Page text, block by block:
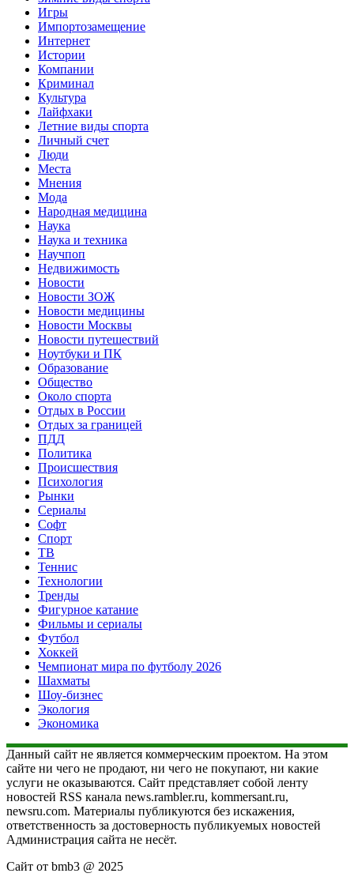
Игры
Импортозамещение
Интернет
Истории
Компании
Криминал
Культура
Лайфхаки
Летние виды спорта
Личный счет
Люди
Места
Мнения
Мода
Народная медицина
Наука
Наука и техника
Научпоп
Недвижимость
Новости
Новости ЗОЖ
Новости медицины
Новости Москвы
Новости путешествий
Ноутбуки и ПК
Образование
Общество
Около спорта
Отдых в России
Отдых за границей
ПДД
Политика
Происшествия
Психология
Рынки
Сериалы
Софт
Спорт
ТВ
Теннис
Технологии
Тренды
Фигурное катание
Фильмы и сериалы
Футбол
Хоккей
Чемпионат мира по футболу 2026
Шахматы
Шоу-бизнес
Экология
Экономика
Данный сайт не является коммерческим проектом. На этом
сайте ни чего не продают, ни чего не покупают, ни какие
услуги не оказываются. Сайт представляет собой ленту
новостей RSS канала news.rambler.ru, kommersant.ru,
newsru.com. Материалы публикуются без искажения,
ответственность за достоверность публикуемых новостей
Администрация сайта не несёт.
Сайт от bmb3 @ 2025